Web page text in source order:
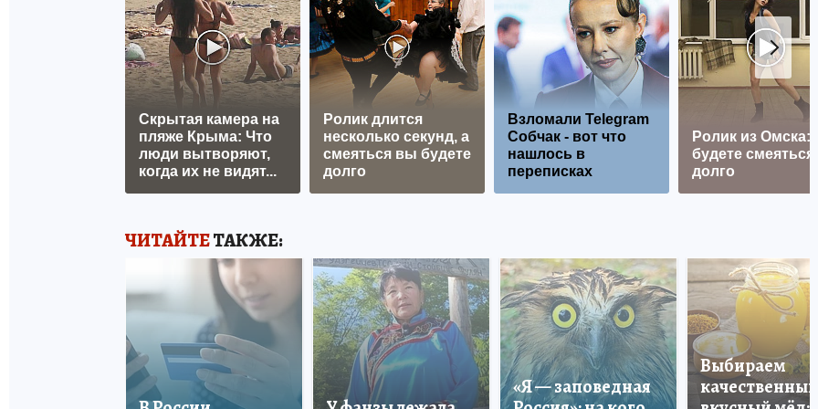
Скрытая камера на
пляже Крыма: Что
люди вытворяют,
когда их не видят...
Ролик длится
несколько секунд, а
смеяться вы будете
долго
Взломали Telegram
Собчак - вот что
нашлось в
переписках
Ролик из Омска:
будете смеяться
долго
ЧИТАЙТЕТАКЖЕ:
«Я — заповедная
Выбираем
качественный